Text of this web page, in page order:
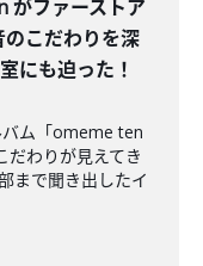
ファーストア
こだわりを深
にも迫った！
ム「omeme ten
わりが見えてき
まで聞き出したイ